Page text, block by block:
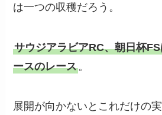
は一つの収穫だろう。
サウジアラビアRC、朝日杯
ースのレース。
展開が向かないとこれだけの